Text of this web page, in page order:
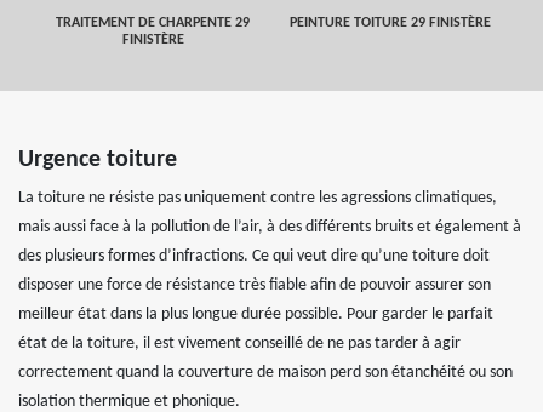
TRAITEMENT DE CHARPENTE 29
FINISTÈRE
PEINTURE TOITURE 29 FINISTÈRE
Urgence toiture
La toiture ne résiste pas uniquement contre les agressions climatiques,
mais aussi face à la pollution de l’air, à des différents bruits et également à
des plusieurs formes d’infractions. Ce qui veut dire qu’une toiture doit
disposer une force de résistance très fiable afin de pouvoir assurer son
meilleur état dans la plus longue durée possible. Pour garder le parfait
état de la toiture, il est vivement conseillé de ne pas tarder à agir
correctement quand la couverture de maison perd son étanchéité ou son
isolation thermique et phonique.